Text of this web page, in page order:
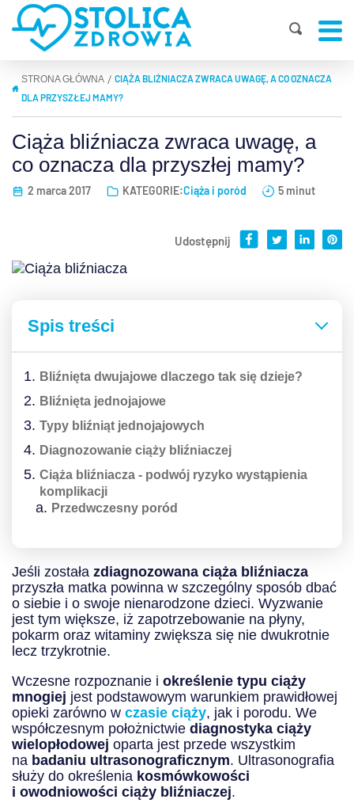
STRONA GŁÓWNA | CIĄŻA BLIŹNIACZA ZWRACA UWAGĘ, A CO OZNACZA
DLA PRZYSZŁEJ MAMY?
Ciąża bliźniacza zwraca uwagę, a
co oznacza dla przyszłej mamy?
2 marca 2017 KATEGORIE:Ciąża i poród 5 minut
Udostępnij
Spis treści
Bliźnięta dwujajowe dlaczego tak się dzieje?
Bliźnięta jednojajowe
Typy bliźniąt jednojajowych
Diagnozowanie ciąży bliźniaczej
Ciąża bliźniacza - podwój ryzyko wystąpienia
komplikacji
Przedwczesny poród
Jeśli została zdiagnozowana ciąża bliźniacza
przyszła matka powinna w szczególny sposób dbać
o siebie i o swoje nienarodzone dzieci. Wyzwanie
jest tym większe, iż zapotrzebowanie na płyny,
pokarm oraz witaminy zwiększa się nie dwukrotnie
lecz trzykrotnie.
Wczesne rozpoznanie i określenie typu ciąży
mnogiej jest podstawowym warunkiem prawidłowej
opieki zarówno w czasie ciąży, jak i porodu. We
współczesnym położnictwie diagnostyka ciąży
wielopłodowej oparta jest przede wszystkim
na badaniu ultrasonograficznym. Ultrasonografia
służy do określenia kosmówkowości
i owodniowości ciąży bliźniaczej.